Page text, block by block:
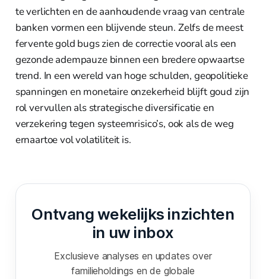
te verlichten en de aanhoudende vraag van centrale
banken vormen een blijvende steun. Zelfs de meest
fervente gold bugs zien de correctie vooral als een
gezonde adempauze binnen een bredere opwaartse
trend. In een wereld van hoge schulden, geopolitieke
spanningen en monetaire onzekerheid blijft goud zijn
rol vervullen als strategische diversificatie en
verzekering tegen systeemrisico’s, ook als de weg
ernaartoe vol volatiliteit is.
Ontvang wekelijks inzichten
in uw inbox
Exclusieve analyses en updates over
familieholdings en de globale